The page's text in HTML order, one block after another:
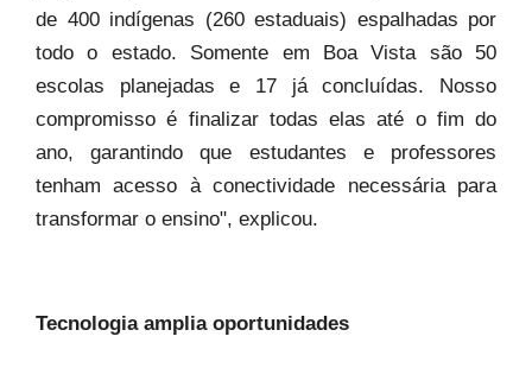
de 400 indígenas (260 estaduais) espalhadas por
todo o estado. Somente em Boa Vista são 50
escolas planejadas e 17 já concluídas. Nosso
compromisso é finalizar todas elas até o fim do
ano, garantindo que estudantes e professores
tenham acesso à conectividade necessária para
transformar o ensino", explicou.
Tecnologia amplia oportunidades